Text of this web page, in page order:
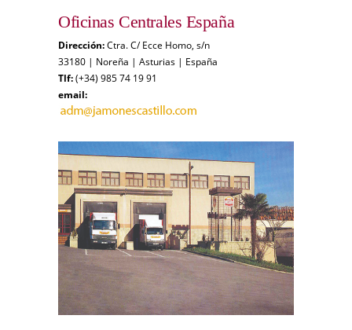
Oficinas Centrales España
Dirección:Ctra. C/ Ecce Homo, s/n
33180 | Noreña | Asturias | España
Tlf:(+34) 985 74 19 91
email: